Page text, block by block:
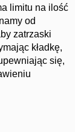
limitu na ilość
od
zatrzaski
kładkę,
się,